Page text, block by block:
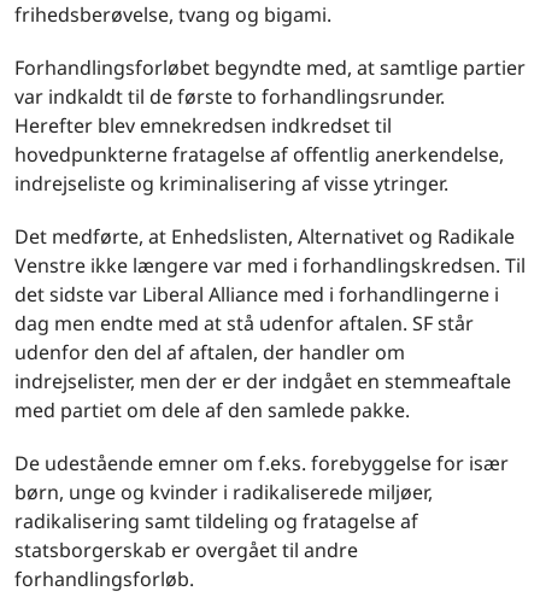
frihedsberøvelse, tvang og bigami.
Forhandlingsforløbet begyndte med, at samtlige partier
var indkaldt til de første to forhandlingsrunder.
Herefter blev emnekredsen indkredset til
hovedpunkterne fratagelse af offentlig anerkendelse,
indrejseliste og kriminalisering af visse ytringer.
Det medførte, at Enhedslisten, Alternativet og Radikale
Venstre ikke længere var med i forhandlingskredsen. Til
det sidste var Liberal Alliance med i forhandlingerne i
dag men endte med at stå udenfor aftalen. SF står
udenfor den del af aftalen, der handler om
indrejselister, men der er der indgået en stemmeaftale
med partiet om dele af den samlede pakke.
De udestående emner om f.eks. forebyggelse for især
børn, unge og kvinder i radikaliserede miljøer,
radikalisering samt tildeling og fratagelse af
statsborgerskab er overgået til andre
forhandlingsforløb.